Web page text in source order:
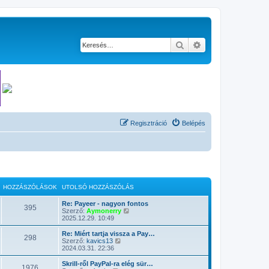
Keresés
Belépés
Regisztráció
HOZZÁSZÓLÁSOK UTOLSÓ HOZZÁSZÓLÁS
395
Re: Payeer - nagyon fontos
Szerző: Aymonerry
o
z
2025.12.29. 10:49
298
Re: Miért tartja vissza a Pay…
Szerző: kavics13
o
l
2024.03.31. 22:36
Skrill-ről PayPal-ra elég sür…